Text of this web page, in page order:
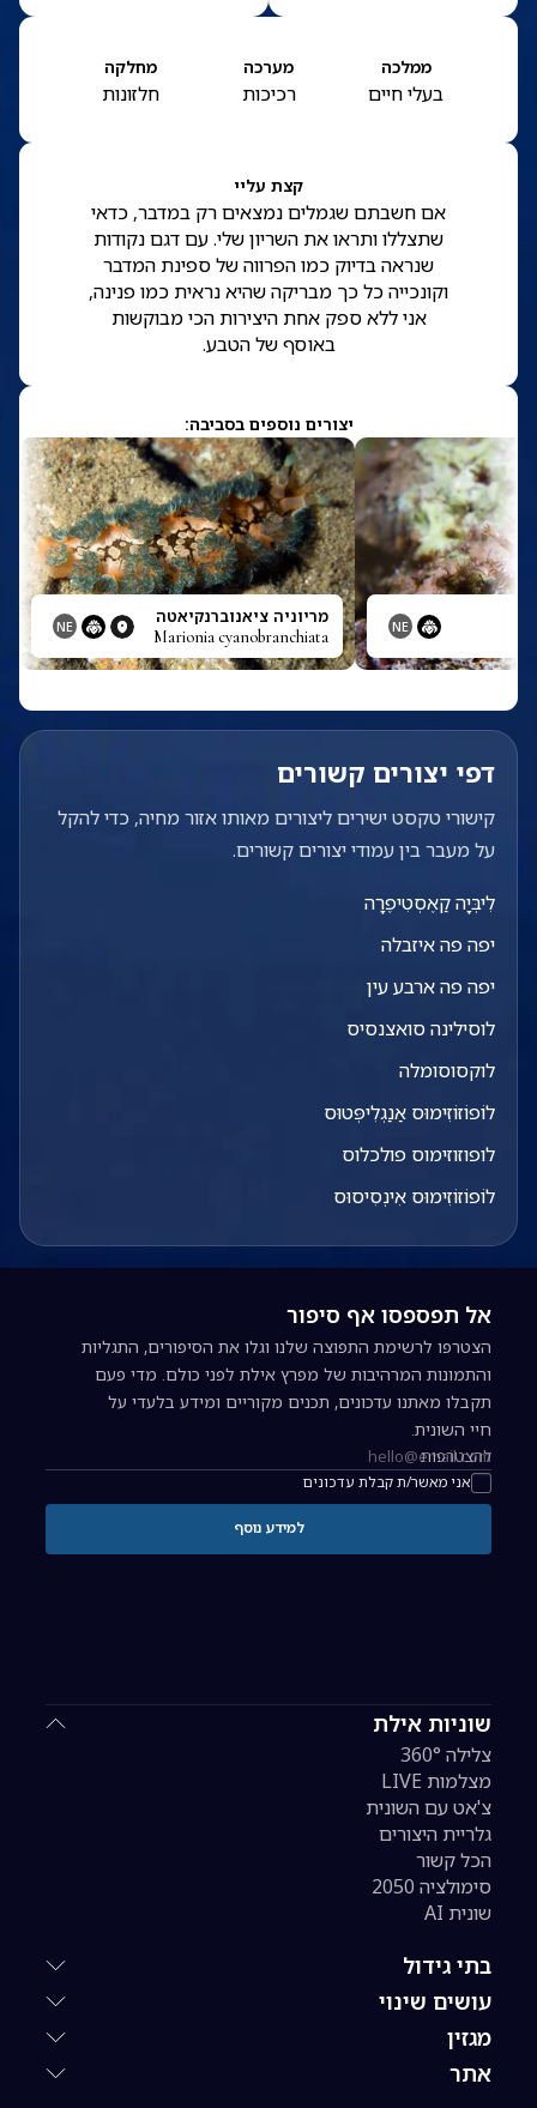
ממלכה
בעלי חיים
מערכה
רכיכות
מחלקה
חלזונות
קצת עליי
אם חשבתם שגמלים נמצאים רק במדבר, כדאי
שתצללו ותראו את השריון שלי. עם דגם נקודות
שנראה בדיוק כמו הפרווה של ספינת המדבר
וקונכייה כל כך מבריקה שהיא נראית כמו פנינה,
אני ללא ספק אחת היצירות הכי מבוקשות
באוסף של הטבע.
יצורים נוספים בסביבה:
NE מריוניה ציאנוברנקיאטה
Marionia cyanobranchiata
NE
דפי יצורים קשורים
קישורי טקסט ישירים ליצורים מאותו אזור מחיה, כדי להקל
על מעבר בין עמודי יצורים קשורים.
לִיבְּיָה קַאֶסְטִיפֶרָה
יפה פה איזבלה
יפה פה ארבע עין
לוסילינה סואצנסיס
לוקסוסומלה
לוֹפוֹזוֹזִימוּס אַנַגְלִיפְּטוּס
לופוזוזימוס פולכלוס
לוֹפוֹזוֹזִימוּס אִינְסִיסוּס
שוניות אילת
צלילה 360°
מצלמות LIVE
צ'אט עם השונית
גלריית היצורים
הכל קשור
סימולציה 2050
שונית AI
בתי גידול
עושים שינוי
מגזין
אתר
אל תפספסו אף סיפור
הצטרפו לרשימת התפוצה שלנו וגלו את הסיפורים, התגליות
והתמונות המרהיבות של מפרץ אילת לפני כולם. מדי פעם
תקבלו מאתנו עדכונים, תכנים מקוריים ומידע בלעדי על
חיי השונית.
כתובת אימייל להרשמה לניוזלטר
אני מאשר/ת קבלת עדכונים
להצטרפות
למידע נוסף